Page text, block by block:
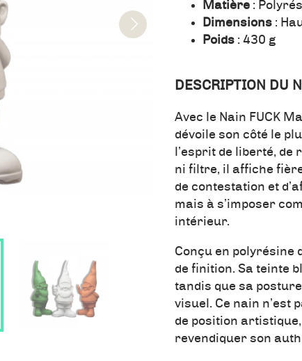
Matière :
Dimensions :
Poids : 430 g
DESCRIPTION DU
Avec le Nain FUCK
dévoile son côté le
l’esprit de liberté, de
ni filtre, il affiche
de contestation et
mais à s’imposer
intérieur.
Conçu en polyrésine
de finition. Sa teinte
tandis que sa
visuel. Ce nain n’est
de position
revendiquer son